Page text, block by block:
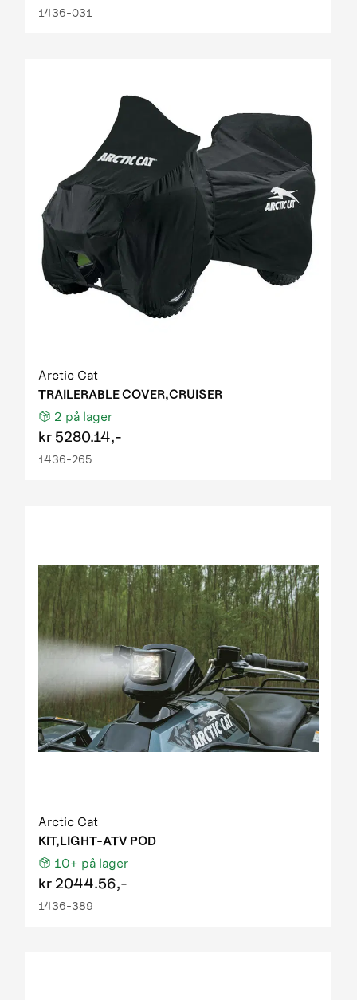
1436-031
Arctic Cat
TRAILERABLE COVER,CRUISER
2 på lager
kr 5280.14,-
1436-265
Arctic Cat
KIT,LIGHT-ATV POD
10+ på lager
kr 2044.56,-
1436-389